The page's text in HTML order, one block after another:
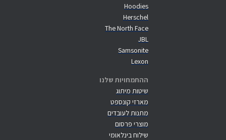
Hoodies
Herschel
The North Face
JBL
Samsonite
Lexon
ההתמחויות שלנו
שיטות מיתוג
מארזי קונספט
מתנות לעובדים
מוצרי פרסום
שילוח בינלאומי